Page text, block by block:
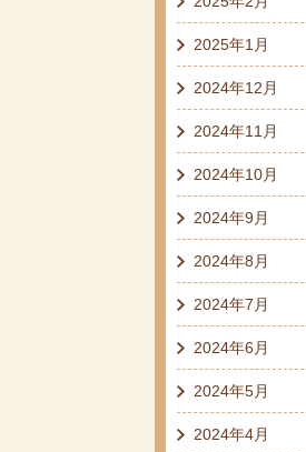
2025年1月
2024年12月
2024年11月
2024年10月
2024年9月
2024年8月
2024年7月
2024年6月
2024年5月
2024年4月